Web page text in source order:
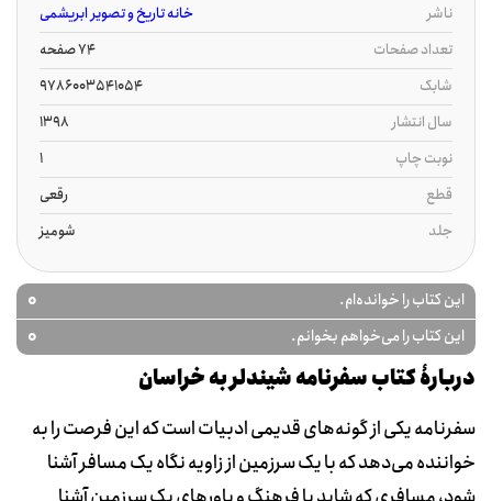
ناشر
خانه تاریخ و تصویر ابریشمی
تعداد صفحات
74 صفحه
شابک
9786003541054
سال انتشار
1398
نوبت چاپ
1
قطع
رقعی
جلد
شومیز
این کتاب را خوانده‌ام. 0
این کتاب را می‌خواهم بخوانم. 0
دربارۀ کتاب سفرنامه شیندلر به خراسان
سفرنامه یکی از گونه‌های قدیمی ادبیات است که این فرصت را به
خواننده می‌دهد که با یک سرزمین از زاویه نگاه یک مسافر آشنا